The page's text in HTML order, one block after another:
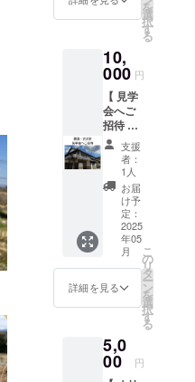
だき、
写真の
景色を
眺めな
がらの
お話し
会、星
を観る
会、
キャン
プファ
ヤー、
BBQ、
音楽イ
などを
お楽し
里山の
静かな
地域で
謝の気
持ちを
て、直
筆の御
礼の
メッ
セージ
（メー
ルまた
はハガ
キ）を
お送り
させて
いただ
きま
す。 ＊
このリ
ターン
は
100,000
200,000
円のリ
ターン
と同じ
を
選
択
す
る
10,
000 円
【 見学
会へご
招待 】
見学説
明会に
ご招待
しま
す。 ・
日程：
2025年
5月吉
日 11
時～14
時頃予
定 ・場
所：大
布市庄
内町 ・
交通費
支援
者：
1人
お届
け予
定：
2025
年05
月
詳細を見る
こ
の
リ
タ
ー
ン
を
選
択
す
る
5,0
00 円